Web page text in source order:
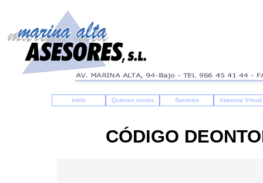
Inicio Quienes somos Servicios Asesoria Virtual
CÓDIGO